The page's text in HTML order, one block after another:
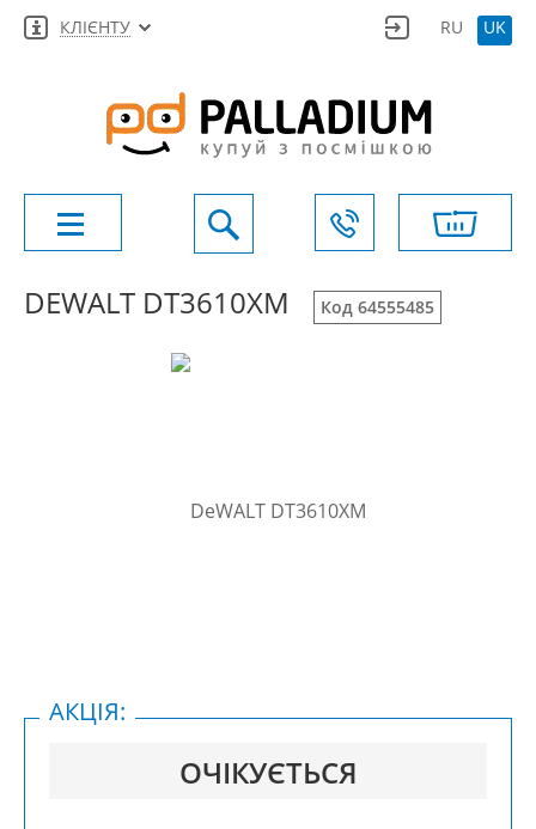
КЛІЄНТУ RU UK
DEWALT DT3610XM Код 64555485
ОЧІКУЄТЬСЯ
АКЦІЯ: